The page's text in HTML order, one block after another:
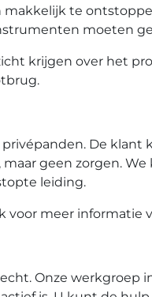
te
moeten
krijgen over het
De klant
geen zorgen.
leiding.
voor meer informatie
Onze werkgroep